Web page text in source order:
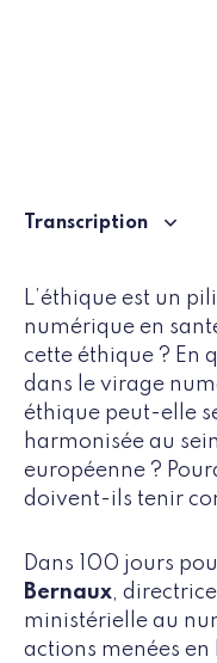
Transcription
L’éthique est un
numérique en
cette éthique ? En
dans le virage
éthique peut-elle
harmonisée au
européenne ?
doivent-ils tenir
Dans 100 jours
Bernaux,
ministérielle au
actions menées en